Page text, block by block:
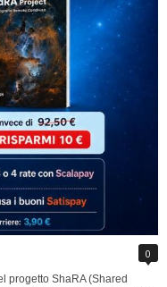
0
progetto ShaRA (Shared